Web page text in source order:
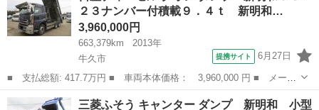
ルシンク...
２３ナンバー付積載９．４ｔ 新明和…
3,960,000円
663,379km
2013年
牛久市
提携サイト 6月27日
■ 支払総額: 417.7万円 ■ 車両本体価格： 3,960,000 円 ■ メーカ
ー名： 日産ディーゼル ■ 車種名： クオン ■ グレード名： ダ
ンプ 新明和５３×２３ナンバー付積載９．４ｔ 新明和製ＤＲＳ１１
牛久市 その他
三菱ふそう キャンター ダンプ 新明和 小型